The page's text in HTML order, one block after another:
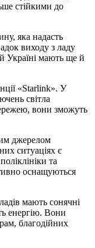
стійкими до
яка надасть
виходу з ладу
Україні мають ще й
«Starlink». У
світла
вони зможуть
джерелом
ситуаціях є
та
оснащуються
мають сонячні
енергію. Вони
благодійних